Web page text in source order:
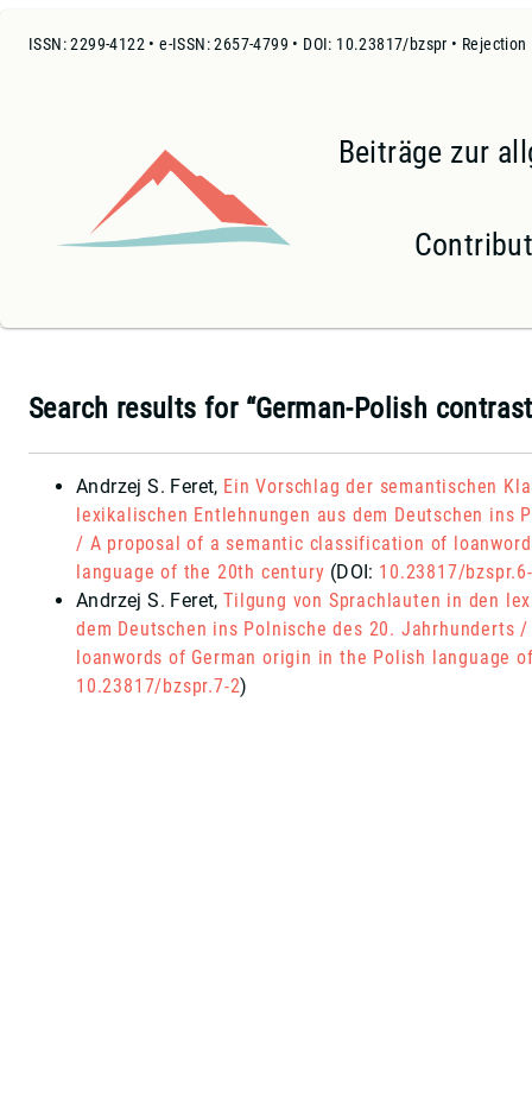
ISSN: 2299-4122 • e-ISSN: 2657-4799 • DOI: 10.23817/bzspr •
Beiträge zur
Search results for “German-Polish
Andrzej S. Feret, Ein Vorschlag der semantischen
lexikalischen Entlehnungen aus dem Deutschen ins
/ A proposal of a semantic classification of
language of the 20th century (DOI: 10.23817/
Andrzej S. Feret,Tilgung von Sprachlauten in den
dem Deutschen ins Polnische des 20. Jahrhunderts
loanwords of German origin in the Polish language
10.23817/bzspr.7-2)